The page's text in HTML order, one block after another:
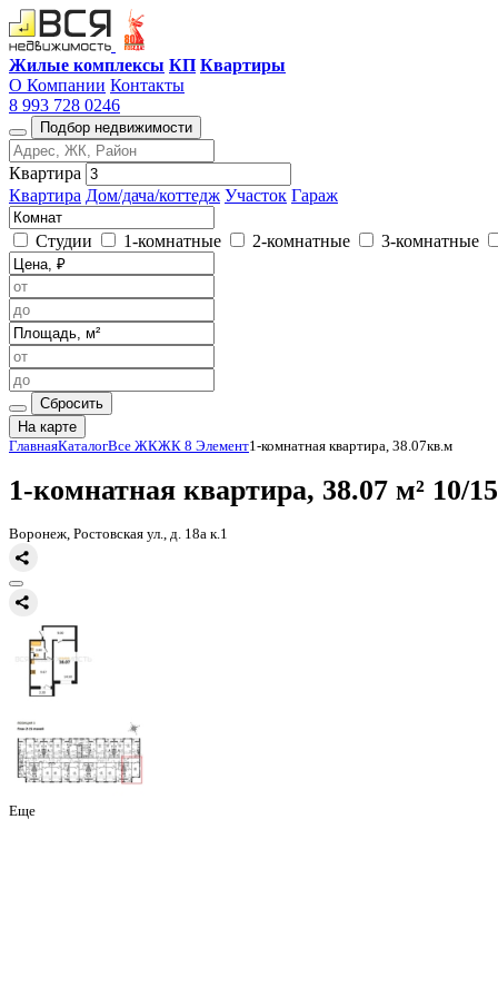
Жилые комплексы КП Квартиры
О Компании Контакты
8 993 728 0246
Подбор недвижимости
Квартира
Квартира Дом/дача/коттедж Участок Гараж
Студии 1-комнатные 2-комнатные 3-комнатные
Сбросить
На карте
Главная
1-комнатная квартира,
Воронеж, Ростовская ул., д. 18а к.1